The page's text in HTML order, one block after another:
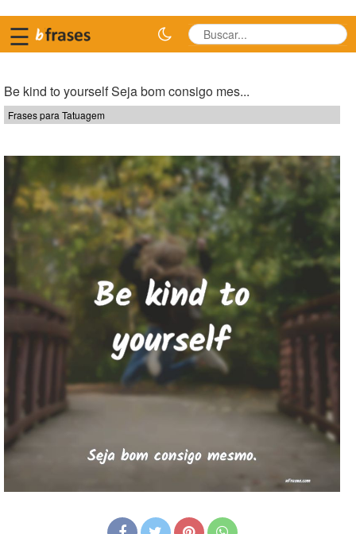
☰
Be kind to yourself Seja bom consigo mes...
Frases para Tatuagem